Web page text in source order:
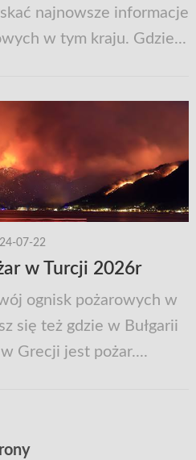
najnowsze informacje
w tym kraju. Gdzie...
07-22
w Turcji 2026r
ognisk pożarowych w
się też gdzie w Bułgarii
Grecji jest pożar....